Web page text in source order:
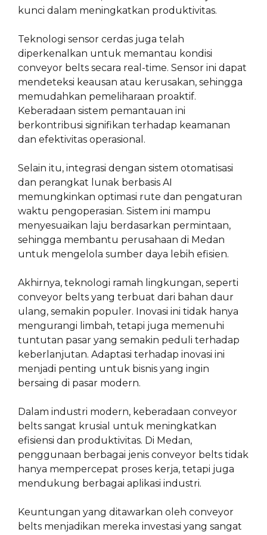
kunci dalam meningkatkan produktivitas.
Teknologi sensor cerdas juga telah
diperkenalkan untuk memantau kondisi
conveyor belts secara real-time. Sensor ini dapat
mendeteksi keausan atau kerusakan, sehingga
memudahkan pemeliharaan proaktif.
Keberadaan sistem pemantauan ini
berkontribusi signifikan terhadap keamanan
dan efektivitas operasional.
Selain itu, integrasi dengan sistem otomatisasi
dan perangkat lunak berbasis AI
memungkinkan optimasi rute dan pengaturan
waktu pengoperasian. Sistem ini mampu
menyesuaikan laju berdasarkan permintaan,
sehingga membantu perusahaan di Medan
untuk mengelola sumber daya lebih efisien.
Akhirnya, teknologi ramah lingkungan, seperti
conveyor belts yang terbuat dari bahan daur
ulang, semakin populer. Inovasi ini tidak hanya
mengurangi limbah, tetapi juga memenuhi
tuntutan pasar yang semakin peduli terhadap
keberlanjutan. Adaptasi terhadap inovasi ini
menjadi penting untuk bisnis yang ingin
bersaing di pasar modern.
Dalam industri modern, keberadaan conveyor
belts sangat krusial untuk meningkatkan
efisiensi dan produktivitas. Di Medan,
penggunaan berbagai jenis conveyor belts tidak
hanya mempercepat proses kerja, tetapi juga
mendukung berbagai aplikasi industri.
Keuntungan yang ditawarkan oleh conveyor
belts menjadikan mereka investasi yang sangat